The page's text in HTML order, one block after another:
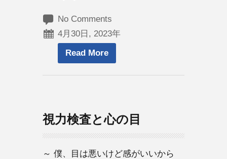
No Comments
4月30日, 2023年
Read More
視力検査と心の目
～ 僕、目は悪いけど感がいいから